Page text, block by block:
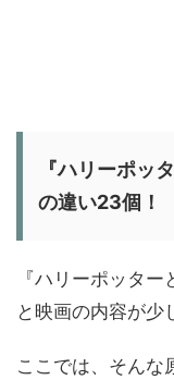
『ハリーポッ
の違い23個！
『ハリーポッタ
と映画の内容が少
ここでは、そんな